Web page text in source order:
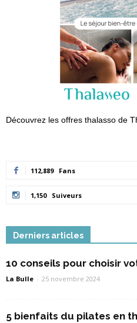
Découvrez les offres thalasso de
112,889 Fans
1,150 Suiveurs
Derniers articles
10 conseils pour choisir
La Bulle - 25 novembre 2024
5 bienfaits du pilates en